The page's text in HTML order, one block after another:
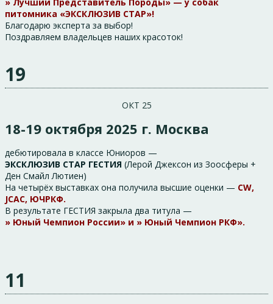
питомника «ЭКСКЛЮЗИВ СТАР»!
Благодарю эксперта за выбор!
Поздравляем владельцев наших красоток!
19
ОКТ 25
18-19 октября 2025 г. Москва
дебютировала в классе Юниоров —
ЭКСКЛЮЗИВ СТАР ГЕСТИЯ (Лерой Джексон из Зоосферы +
Ден Смайл Лютиен)
На четырёх выставках она получила высшие оценки — CW,
JCAC, ЮЧРКФ.
В результате ГЕСТИЯ закрыла два титула —
» Юный Чемпион России» и » Юный Чемпион РКФ».
11